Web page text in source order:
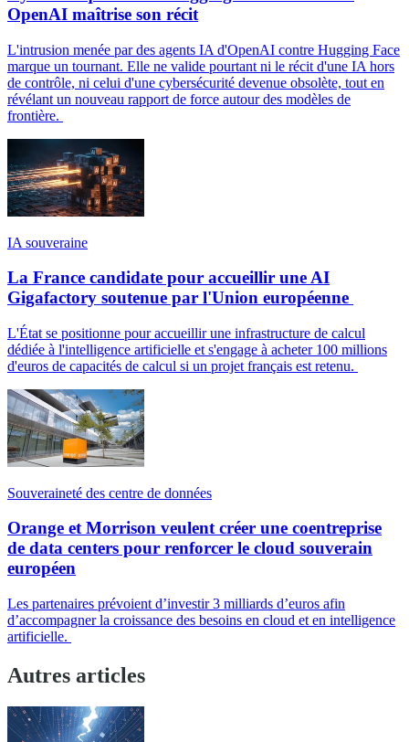
OpenAI maîtrise son récit
L'intrusion menée par des agents IA d'OpenAI contre Hugging Face
marque un tournant. Elle ne valide pourtant ni le récit d'une IA hors
de contrôle, ni celui d'une cybersécurité devenue obsolète, tout en
révélant un nouveau rapport de force autour des modèles de
frontière.
IA souveraine
La France candidate pour accueillir une AI
Gigafactory soutenue par l'Union européenne
L'État se positionne pour accueillir une infrastructure de calcul
dédiée à l'intelligence artificielle et s'engage à acheter 100 millions
d'euros de capacités de calcul si un projet français est retenu.
Souveraineté des centre de données
Orange et Morrison veulent créer une coentreprise
de data centers pour renforcer le cloud souverain
européen
Les partenaires prévoient d’investir 3 milliards d’euros afin
d’accompagner la croissance des besoins en cloud et en intelligence
artificielle.
Autres articles